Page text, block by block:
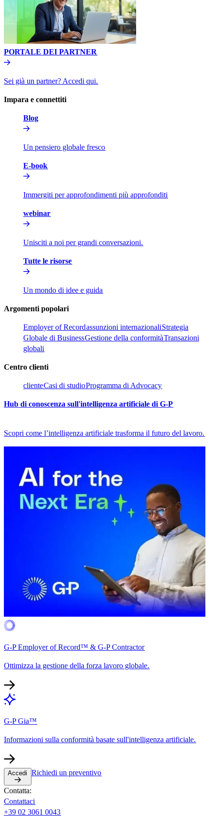
PORTALE DEI PARTNER​​
Sei già un partner? Accedi qui.​​
Impara e connettiti​​
Blog​​
Un pensiero globale fresco​​
E-book​​
Immergiti per approfondimenti più approfonditi​​
webinar​​
Unisciti a noi per grandi conversazioni.​​
Tutte le risorse​​
Un mondo di idee e guida​​
Argomenti popolari​​
Employer of Record​​assunzioni internazionali​​Strategia
Globale di Business​​Gestione della conformità​​Transazioni
globali​​
Centro clienti​​
cliente​​Casi di studio​​Programma di Advocacy​​
Hub di conoscenza sull'intelligenza artificiale di G-P​​
Scopri come l’intelligenza artificiale trasforma il futuro del lavoro.​​
G-P Employer of Record™ & G-P Contractor​​
Ottimizza la gestione della forza lavoro globale.​​
G-P Gia™​​
Informazioni sulla conformità basate sull'intelligenza artificiale.​​
Accedi​​ Richiedi un preventivo​​
Contatta:​​
Contattaci​​
+39 02 3061 0043​​